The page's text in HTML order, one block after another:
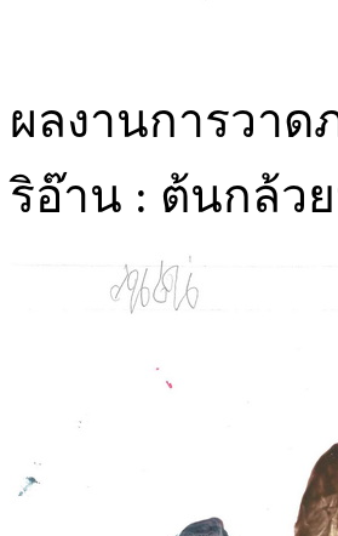
ผลงานการวาด
ริอ๊าน : ต้นกล้ว